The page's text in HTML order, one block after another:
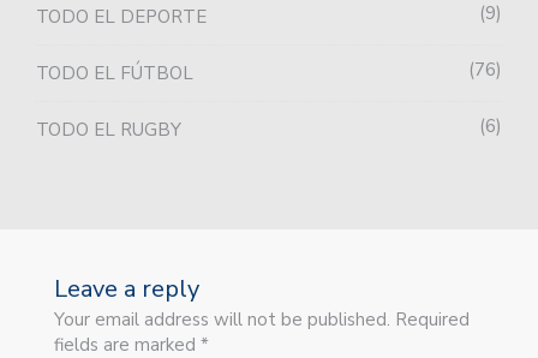
TODO EL DEPORTE 9
TODO EL FÚTBOL 76
TODO EL RUGBY 6
Leave a reply
Your email address will not be published. Required
fields are marked *